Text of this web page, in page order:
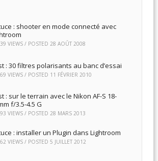
: shooter en mode connecté avec
VIEWS / POSTED 28 AOÛT 2008
: 30 filtres polarisants au banc d’essai
VIEWS / POSTED 11 FÉVRIER 2010
: sur le terrain avec le Nikon AF-S 18-
f/3.5-4.5 G
VIEWS / POSTED 28 MARS 2013
: installer un Plugin dans Lightroom
VIEWS / POSTED 5 JUILLET 2012